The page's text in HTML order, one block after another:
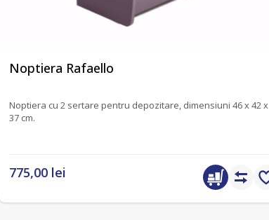
Noptiera Rafaello
Noptiera cu 2 sertare pentru depozitare, dimensiuni 46 x 42 x
37 cm.
775,00 lei